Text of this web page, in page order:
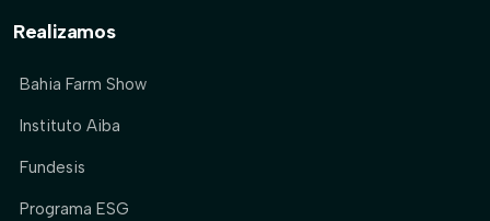
Realizamos
Bahia Farm Show
Instituto Aiba
Fundesis
Programa ESG